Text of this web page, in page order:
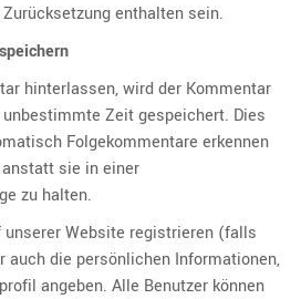
enthalten sein.
hinterlassen, wird der Kommentar
Zeit gespeichert. Dies
Folgekommentare erkennen
anstatt sie in einer
zu halten.
unserer Website registrieren (falls
auch die persönlichen Informationen,
angeben. Alle Benutzer können